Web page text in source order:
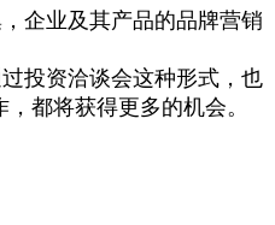
企业及其产品的品牌营销
投资洽谈会这种形式，也
都将获得更多的机会。